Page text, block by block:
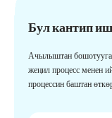
Бул кантип
Ачылыштан
жеңил процесс менен
процессин баштан